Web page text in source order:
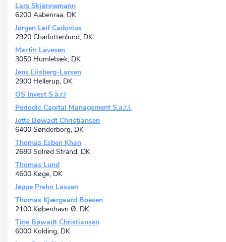
Lars Skjønnemann
6200 Aabenraa, DK
Jørgen Leif Cadovius
2920 Charlottenlund, DK
Martin Lavesen
3050 Humlebæk, DK
Jens Liisberg-Larsen
2900 Hellerup, DK
OS Invest S.à.r.l
Periodic Capital Management S.a.r.l.
Jette Bøwadt Christiansen
6400 Sønderborg, DK
Thomas Esben Khan
2680 Solrød Strand, DK
Thomas Lund
4600 Køge, DK
Jeppe Prehn Lassen
Thomas Kjærgaard Boesen
2100 København Ø, DK
Tine Bøwadt Christiansen
6000 Kolding, DK